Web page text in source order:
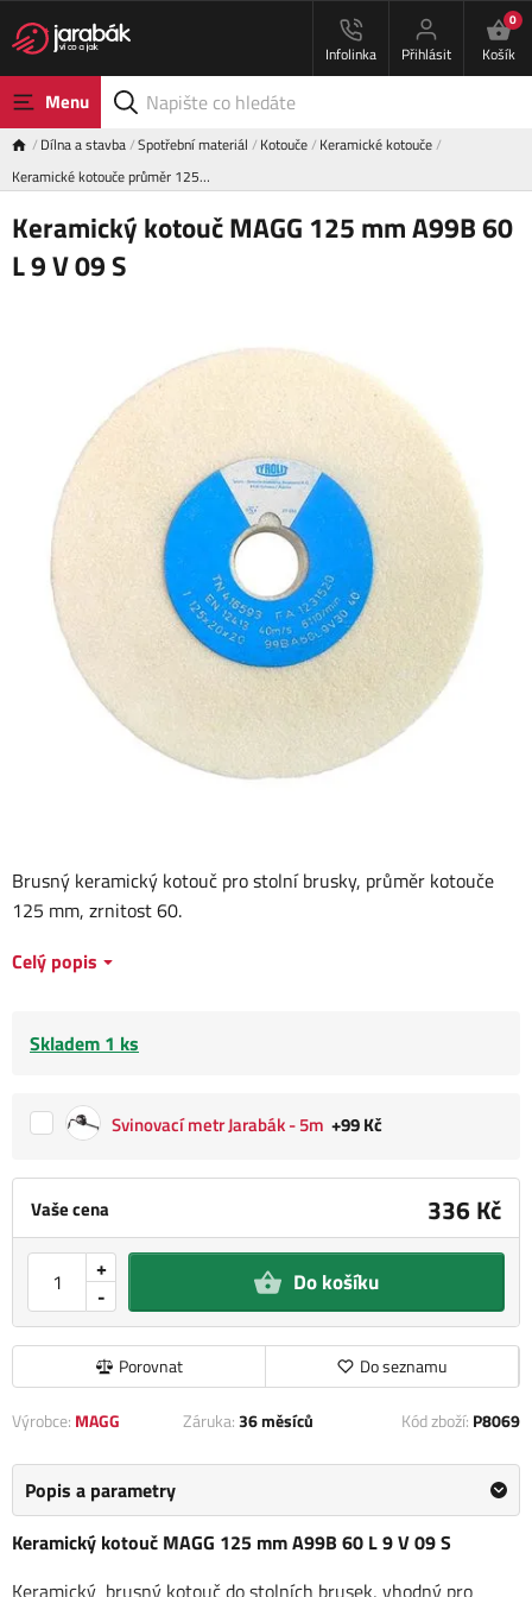
Infolinka Přihlásit
0
Košík
Menu
Dílna a stavba Spotřební materiál Kotouče Keramické kotouče
Keramické kotouče průměr 125…
Keramický kotouč MAGG 125 mm A99B 60
L 9 V 09 S
Vaše cena 336 Kč
-
+ Do košíku
Porovnat Do seznamu
Brusný keramický kotouč pro stolní brusky, průměr kotouče
125 mm, zrnitost 60.
Celý popis
Skladem 1 ks
Svinovací metr Jarabák - 5m +99 Kč
Výrobce: MAGG Záruka:36 měsíců Kód zboží: P8069
Popis a parametry
Keramický kotouč MAGG 125 mm A99B 60 L 9 V 09 S
Keramický brusný kotouč do stolních brusek, vhodný pro